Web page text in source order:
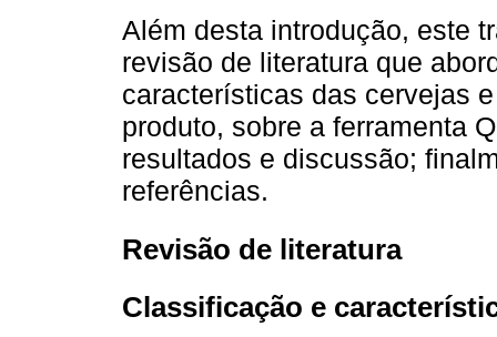
Além desta introdução, este
revisão de literatura que
características das cervejas
produto, sobre a ferramenta
resultados e discussão;
referências.
Revisão de literatura
Classificação e